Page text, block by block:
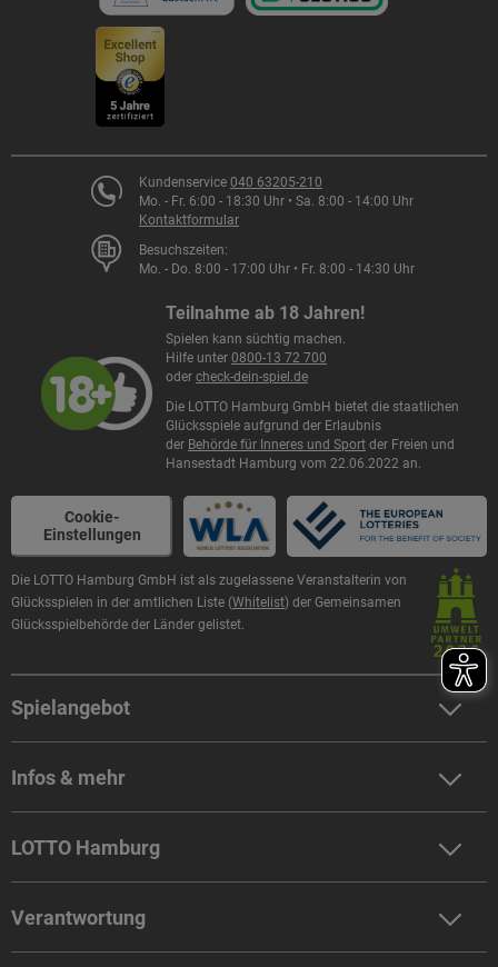
Kundenservice 040 63205-210
Mo. - Fr. 6:00 - 18:30 Uhr • Sa. 8:00 - 14:00 Uhr
Kontaktformular
Besuchszeiten:
Mo. - Do. 8:00 - 17:00 Uhr • Fr. 8:00 - 14:30 Uhr
Teilnahme ab 18 Jahren!
Spielen kann süchtig machen.
Hilfe unter 0800-13 72 700
oder check-dein-spiel.de
Die LOTTO Hamburg GmbH bietet die staatlichen
Glücksspiele aufgrund der Erlaubnis
der Behörde für Inneres und Sport der Freien und
Hansestadt Hamburg vom 22.06.2022 an.
Cookie-
Einstellungen
Die LOTTO Hamburg GmbH ist als zugelassene Veranstalterin von
Glücksspielen in der amtlichen Liste (Whitelist) der Gemeinsamen
Glücksspielbehörde der Länder gelistet.
Spielangebot
LOTTO 6aus49 spielen
Eurojackpot spielen
GlücksSpirale spielen
KENO spielen
Spielerklärungen
Infos & mehr
Zahlen & Quoten
Gewinnprüfung
Newsletter
Hilfe / FAQ
LOTTO Hamburg
Unternehmen
Presse
Sportförderung
Verantwortung
Spielerschutz